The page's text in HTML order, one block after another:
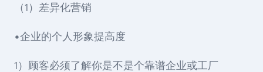
（1）差异化营销
•企业的个人形象提高度
1）顾客必须了解你是不是个靠谱企业或工厂